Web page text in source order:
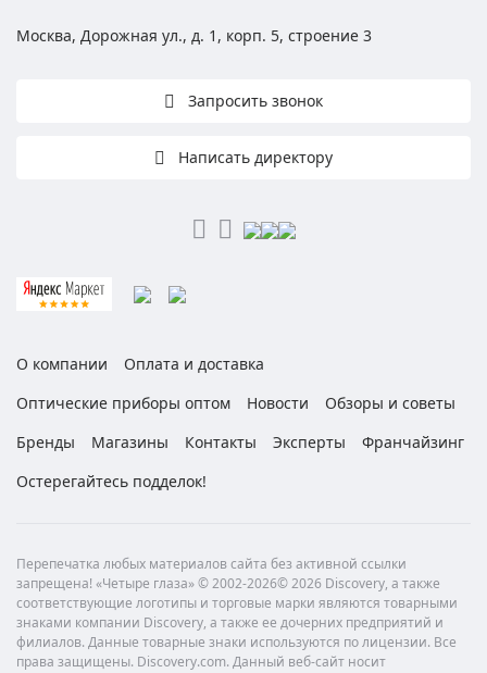
Москва, Дорожная ул., д. 1, корп. 5, строение 3
Запросить звонок
Написать директору
О компании
Оплата и доставка
Оптические приборы оптом
Новости
Обзоры и советы
Бренды
Магазины Контакты Эксперты
Франчайзинг
Остерегайтесь подделок!
Перепечатка любых материалов сайта без активной ссылки
запрещена! «Четыре глаза» © 2002-2026© 2026 Discovery, а также
соответствующие логотипы и торговые марки являются товарными
знаками компании Discovery, а также ее дочерних предприятий и
филиалов. Данные товарные знаки используются по лицензии. Все
права защищены. Discovery.com. Данный веб-сайт носит